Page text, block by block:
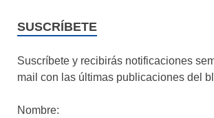
SUSCRÍBETE
Suscríbete y recibirás notificaciones
mail con las últimas publicaciones del
Nombre: